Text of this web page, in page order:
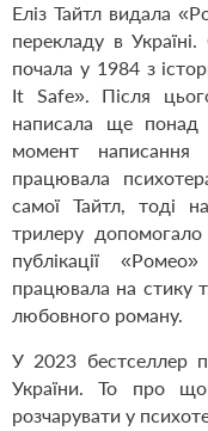
Еліз Тайтл видала
перекладу в
почала у 1984 з
It Safe». Після
написала ще
момент написання
працювала
самої Тайтл, тоді
трилеру
публікації
працювала на стику
любовного роману.
У 2023 бестселлер
України. То про
розчарувати у